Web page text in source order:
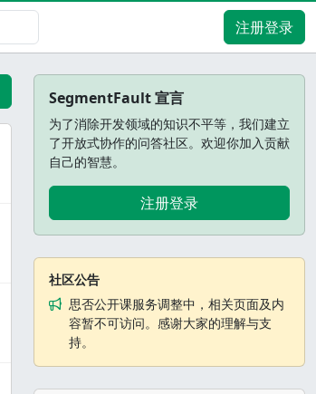
注册登录
SegmentFault 宣言
为了消除开发领域的知识不平等，我们建立
了开放式协作的问答社区。欢迎你加入贡献
自己的智慧。
注册登录
社区公告
思否公开课服务调整中，相关页面及内
容暂不可访问。感谢大家的理解与支
持。